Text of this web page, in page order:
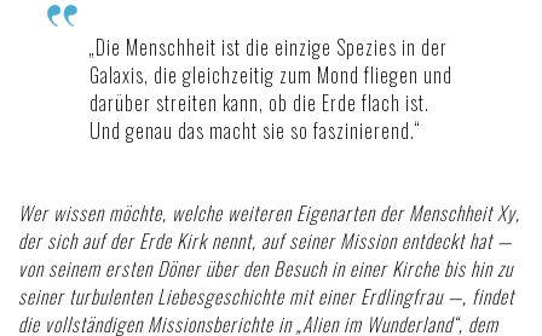
„Die Menschheit ist die einzige Spezies in der
Galaxis, die gleichzeitig zum Mond fliegen und
darüber streiten kann, ob die Erde flach ist.
Und genau das macht sie so faszinierend.“
Wer wissen möchte, welche weiteren Eigenarten der Menschheit Xy,
der sich auf der Erde Kirk nennt, auf seiner Mission entdeckt hat —
von seinem ersten Döner über den Besuch in einer Kirche bis hin zu
seiner turbulenten Liebesgeschichte mit einer Erdlingfrau —, findet
die vollständigen Missionsberichte in„Alien im Wunderland“, dem